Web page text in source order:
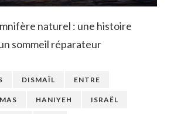
naturel : une histoire
sommeil réparateur
DISMAÏL ENTRE
HANIYEH ISRAËL